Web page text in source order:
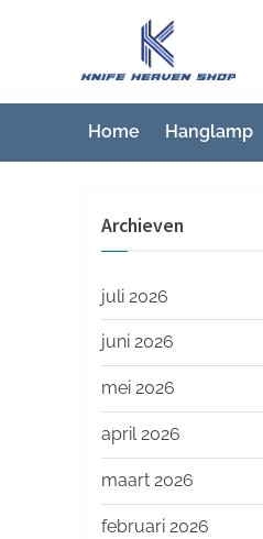
inhoud
K
n
i
f
e
h
Home Hanglamp
Archieven
juli 2026
juni 2026
mei 2026
april 2026
maart 2026
februari 2026